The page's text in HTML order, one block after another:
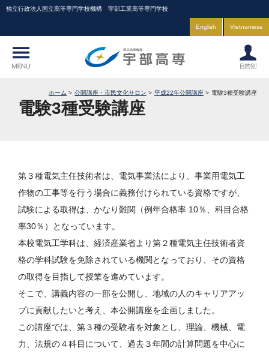
独立行政法人国立高等専門学校機構 宇部工業高等専門学校
English Vietnamese
ホーム 公開講座・市民文化サロン 平成22年公開講座 電験3種受験講座
電験3種受験講座
第３種電気主任技術者は、電気事業法により、事業用電気工
作物の工事等を行う場合に義務付けられている資格ですが、
試験による取得は、かなり難関（例年合格率 10％、科目合格
率30％）となっています。
本校電気工学科は、経済産業省より第２種電気主任技術者資
格の学科試験を免除されている機関となっており、その資格
の取得を目指して授業を進めています。
そこで、講義内容の一部を公開し、地域の人のキャリアアッ
プに貢献したいと考え、本公開講座を企画しました。
この講座では、第３種の受験者を対象とし、理論、機械、電
力、法規の４科目について、過去３年間の計算問題を中心に